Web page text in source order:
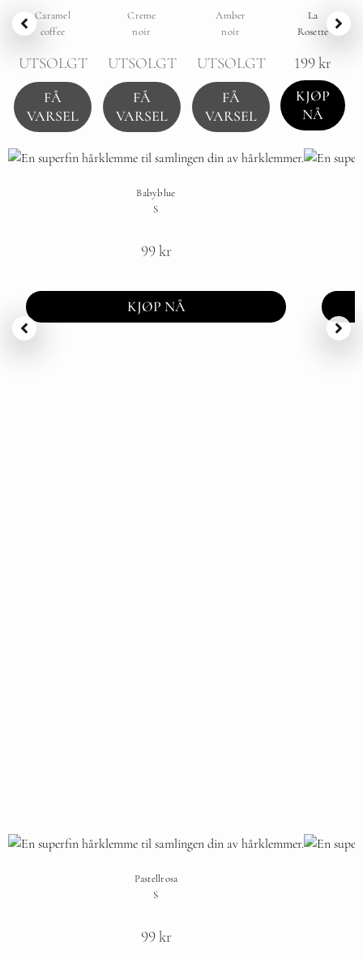
Caramel
coffee
UTSOLGT
FÅ
VARSEL
Creme
noir
UTSOLGT
FÅ
VARSEL
Amber
noir
UTSOLGT
FÅ
VARSEL
La
Rosette
199kr
KJØP
NÅ
Babyblue
S
99kr
KJØP NÅ
Pastellrosa
S
99kr